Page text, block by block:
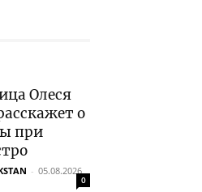
Олеся
о
при
- 05.08.2026
0